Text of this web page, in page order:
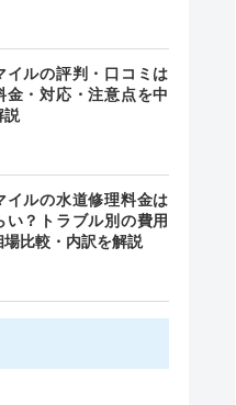
イルの評判・口コミは
金・対応・注意点を中
説
イルの水道修理料金は
い？トラブル別の費用
場比較・内訳を解説